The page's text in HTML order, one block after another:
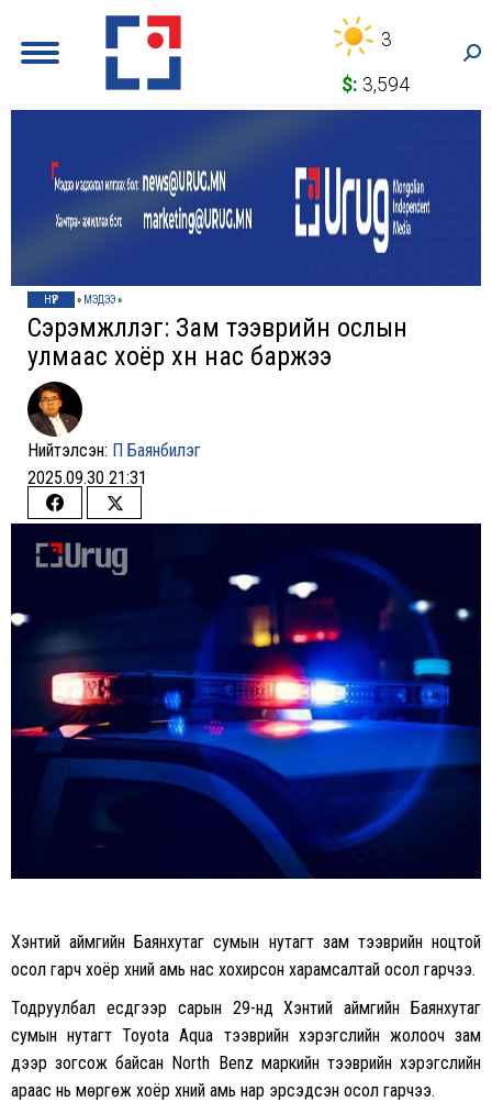
3
$: 3,594
НҮҮР » МЭДЭЭ»
Сэрэмжлүүлэг: Зам тээврийн ослын
улмаас хоёр хүн нас баржээ
Нийтэлсэн: П Баянбилэг
2025.09.30 21:31
Share
on
Share
on
Хэнтий аймгийн Баянхутаг сумын нутагт зам тээврийн ноцтой
осол гарч хоёр хүний амь нас хохирсон харамсалтай осол гарчээ.
Тодруулбал есдүгээр сарын 29-нд Хэнтий аймгийн Баянхутаг
сумын нутагт Toyota Aqua тээврийн хэрэгслийн жолооч зам
дээр зогсож байсан North Benz маркийн тээврийн хэрэгслийн
араас нь мөргөж хоёр хүний амь нар эрсэдсэн осол гарчээ.